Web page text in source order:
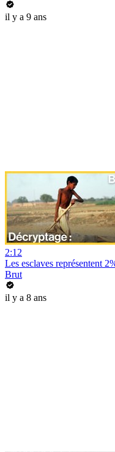
il y a 9 ans
2:12
Les esclaves représentent
Brut
il y a 8 ans